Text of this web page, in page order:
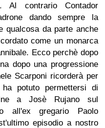
Al contrario Contador
dando sempre la
qualcosa da parte anche
come un monarca
Ecco perchè dopo
dopo una progressione
Scarponi ricorderà per
potuto permettersi di
a Josè Rujano sul
all'ex gregario Paolo
episodio a nostro